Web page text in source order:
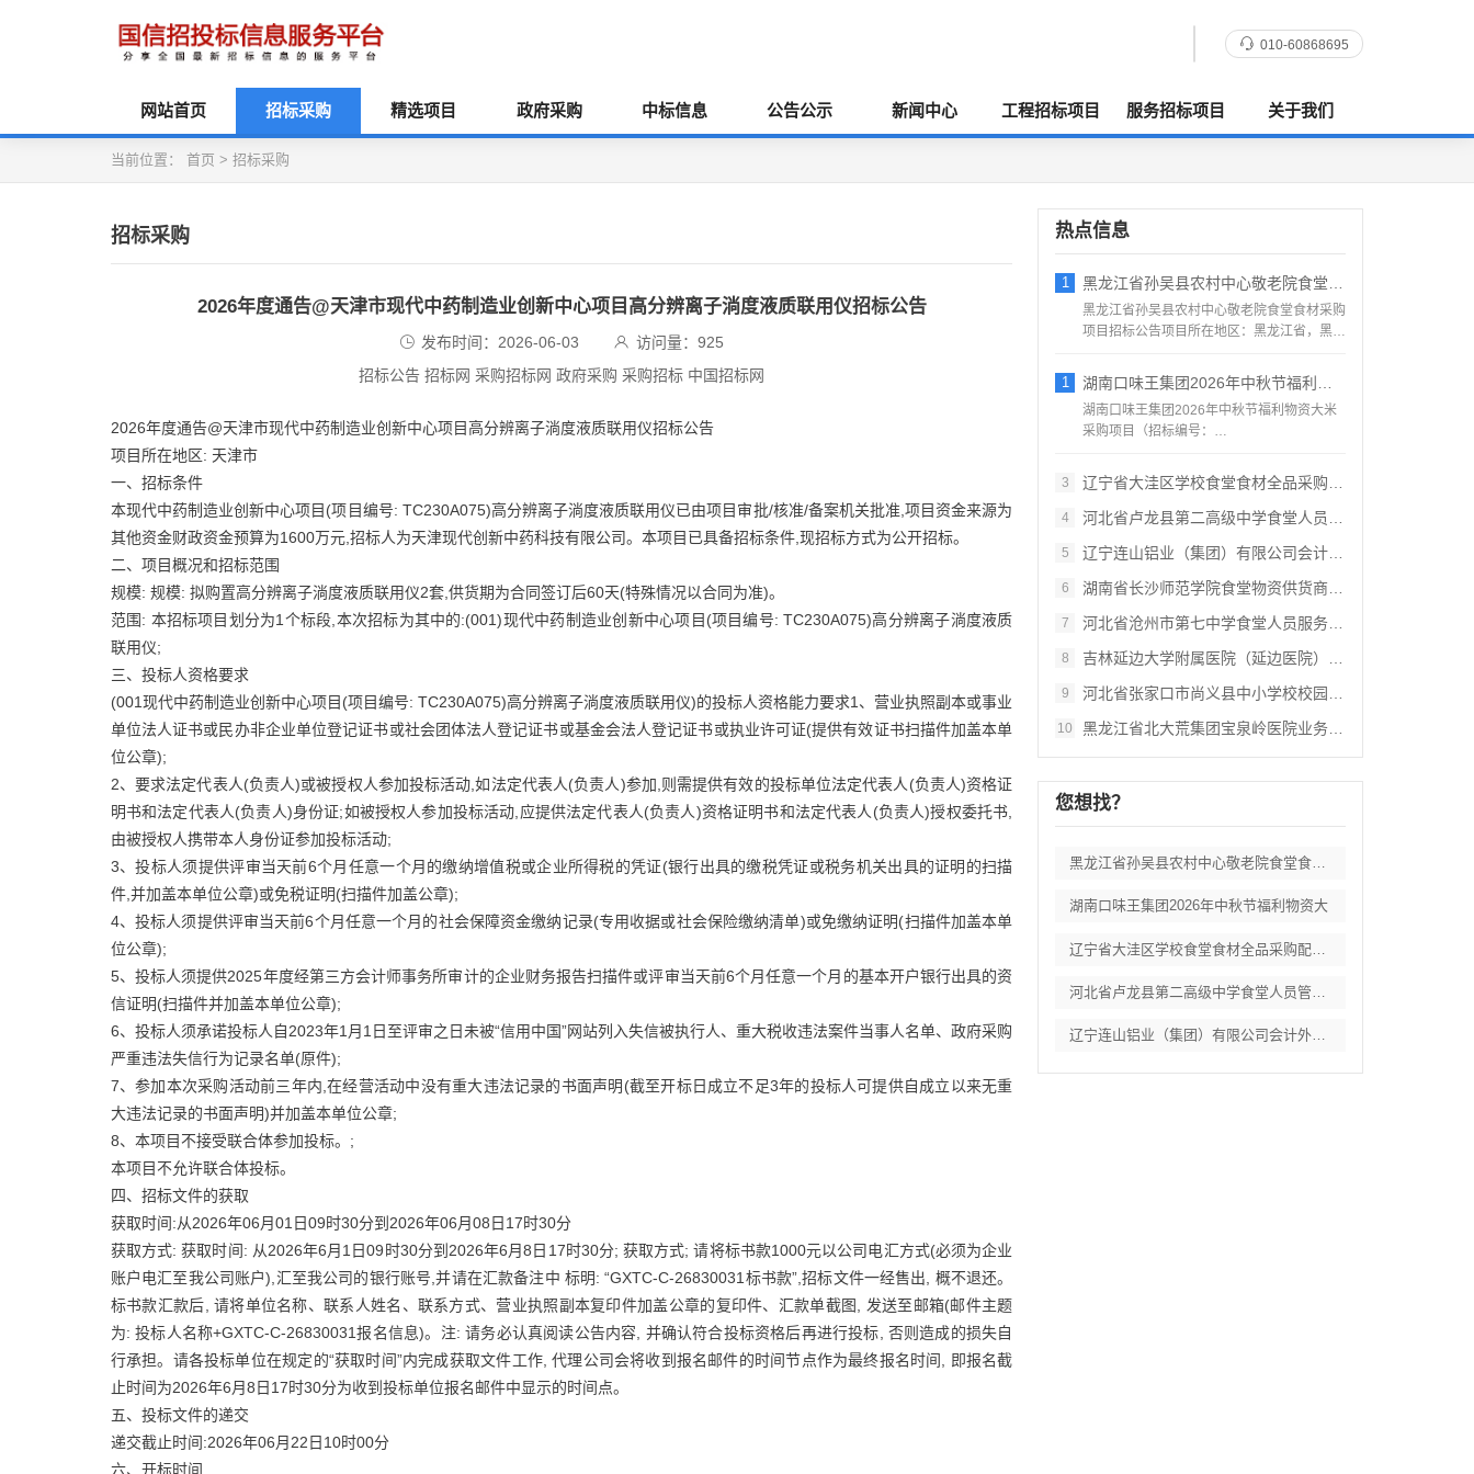
010-60868695
网站首页 招标采购 精选项目 政府采购 中标信息 公告公示 新闻中心 工程招标项目 服务招标项目 关于我们
当前位置： 首页 > 招标采购
招标采购
2026年度通告@天津市现代中药制造业创新中心项目高分辨离子淌度液质联用仪招标公告
发布时间：2026-06-03 访问量：925
招标公告 招标网 采购招标网 政府采购 采购招标 中国招标网
2026年度通告@天津市现代中药制造业创新中心项目高分辨离子淌度液质联用仪招标公告
项目所在地区: 天津市
一、招标条件
本现代中药制造业创新中心项目(项目编号: TC230A075)高分辨离子淌度液质联用仪已由项目审批/核准/备案机关批准,项目资金来源为
其他资金财政资金预算为1600万元,招标人为天津现代创新中药科技有限公司。本项目已具备招标条件,现招标方式为公开招标。
二、项目概况和招标范围
规模: 规模: 拟购置高分辨离子淌度液质联用仪2套,供货期为合同签订后60天(特殊情况以合同为准)。
范围: 本招标项目划分为1个标段,本次招标为其中的:(001)现代中药制造业创新中心项目(项目编号: TC230A075)高分辨离子淌度液质
联用仪;
三、投标人资格要求
(001现代中药制造业创新中心项目(项目编号: TC230A075)高分辨离子淌度液质联用仪)的投标人资格能力要求1、营业执照副本或事业
单位法人证书或民办非企业单位登记证书或社会团体法人登记证书或基金会法人登记证书或执业许可证(提供有效证书扫描件加盖本单
位公章);
2、要求法定代表人(负责人)或被授权人参加投标活动,如法定代表人(负责人)参加,则需提供有效的投标单位法定代表人(负责人)资格证
明书和法定代表人(负责人)身份证;如被授权人参加投标活动,应提供法定代表人(负责人)资格证明书和法定代表人(负责人)授权委托书,
由被授权人携带本人身份证参加投标活动;
3、投标人须提供评审当天前6个月任意一个月的缴纳增值税或企业所得税的凭证(银行出具的缴税凭证或税务机关出具的证明的扫描
件,并加盖本单位公章)或免税证明(扫描件加盖公章);
4、投标人须提供评审当天前6个月任意一个月的社会保障资金缴纳记录(专用收据或社会保险缴纳清单)或免缴纳证明(扫描件加盖本单
位公章);
5、投标人须提供2025年度经第三方会计师事务所审计的企业财务报告扫描件或评审当天前6个月任意一个月的基本开户银行出具的资
信证明(扫描件并加盖本单位公章);
6、投标人须承诺投标人自2023年1月1日至评审之日未被“信用中国”网站列入失信被执行人、重大税收违法案件当事人名单、政府采购
严重违法失信行为记录名单(原件);
7、参加本次采购活动前三年内,在经营活动中没有重大违法记录的书面声明(截至开标日成立不足3年的投标人可提供自成立以来无重
大违法记录的书面声明)并加盖本单位公章;
8、本项目不接受联合体参加投标。;
本项目不允许联合体投标。
四、招标文件的获取
获取时间:从2026年06月01日09时30分到2026年06月08日17时30分
获取方式: 获取时间: 从2026年6月1日09时30分到2026年6月8日17时30分; 获取方式; 请将标书款1000元以公司电汇方式(必须为企业
账户电汇至我公司账户),汇至我公司的银行账号,并请在汇款备注中 标明: “GXTC-C-26830031标书款”,招标文件一经售出, 概不退还。
标书款汇款后, 请将单位名称、联系人姓名、联系方式、营业执照副本复印件加盖公章的复印件、汇款单截图, 发送至邮箱(邮件主题
为: 投标人名称+GXTC-C-26830031报名信息)。注: 请务必认真阅读公告内容, 并确认符合投标资格后再进行投标, 否则造成的损失自
行承担。请各投标单位在规定的“获取时间”内完成获取文件工作, 代理公司会将收到报名邮件的时间节点作为最终报名时间, 即报名截
止时间为2026年6月8日17时30分为收到投标单位报名邮件中显示的时间点。
五、投标文件的递交
递交截止时间:2026年06月22日10时00分
六、开标时间
热点信息
1 黑龙江省孙吴县农村中心敬老院食堂食材采购
黑龙江省孙吴县农村中心敬老院食堂食材采购
项目招标公告项目所在地区：黑龙江省，黑河
1 湖南口味王集团2026年中秋节福利物资大
湖南口味王集团2026年中秋节福利物资大米
采购项目（招标编号：
3
辽宁省大洼区学校食堂食材全品采购配送服务
4 河北省卢龙县第二高级中学食堂人员管理服务
5 辽宁连山铝业（集团）有限公司会计外包服务
6 湖南省长沙师范学院食堂物资供货商采购项目
7 河北省沧州市第七中学食堂人员服务项目招标
8 吉林延边大学附属医院（延边医院）中药配方
9 河北省张家口市尚义县中小学校校园餐食材集
10 黑龙江省北大荒集团宝泉岭医院业务应用系统
您想找？
黑龙江省孙吴县农村中心敬老院食堂食材采购
湖南口味王集团2026年中秋节福利物资大
河北省卢龙县第二高级中学食堂人员管理服务
辽宁连山铝业（集团）有限公司会计外包服务